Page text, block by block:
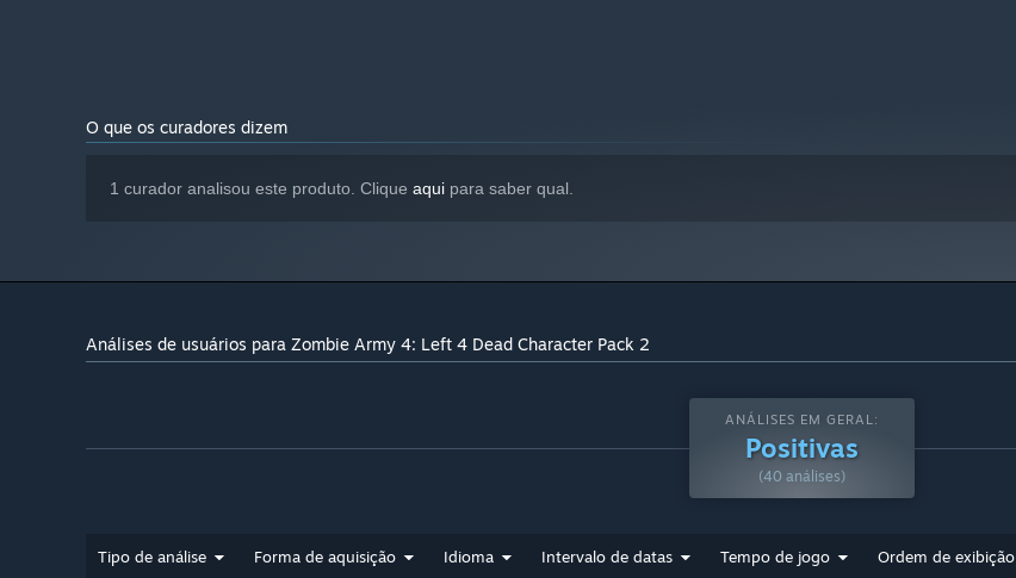
O que os curadores dizem
1 curador analisou este produto. Clique aqui para saber qual.
Análises de usuários para Zombie Army 4: Left 4 Dead Character Pack 2
ANÁLISES EM GERAL:
Positivas
(40 análises)
Tipo de análise Forma de aquisição Idioma Intervalo de datas Tempo de jogo Ordem de exibição